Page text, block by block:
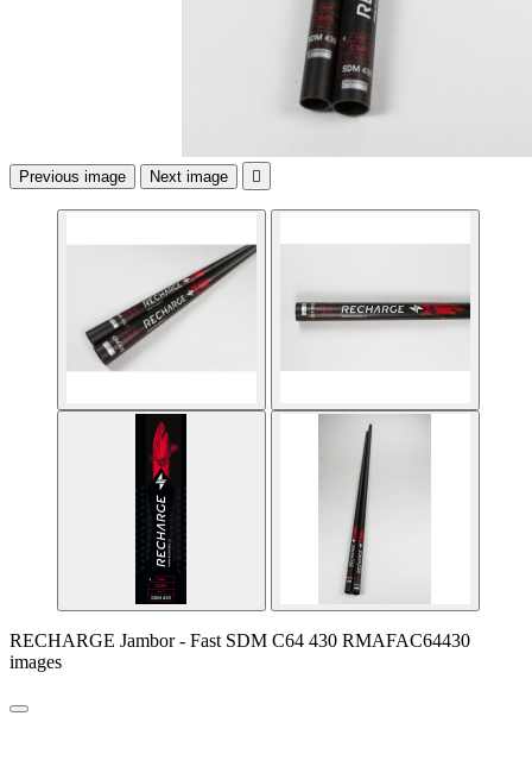
Previous image Next image 
RECHARGE Jambor - Fast SDM C64 430 RMAFAC64430
images